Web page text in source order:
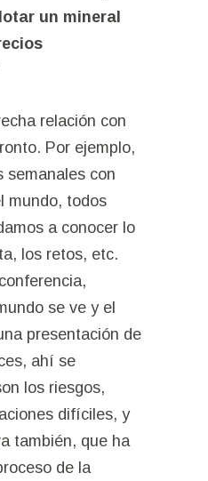
un mineral
relación con
Por ejemplo,
semanales con
mundo, todos
a conocer lo
los retos, etc.
se ve y el
presentación de
ahí se
los riesgos,
difíciles, y
también, que ha
de la